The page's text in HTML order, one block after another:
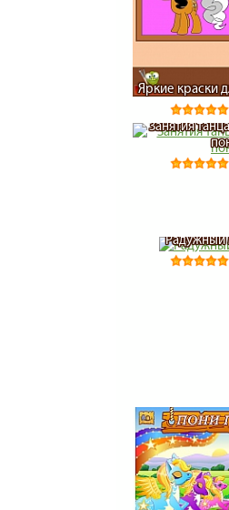
Яркие краски
Занятия